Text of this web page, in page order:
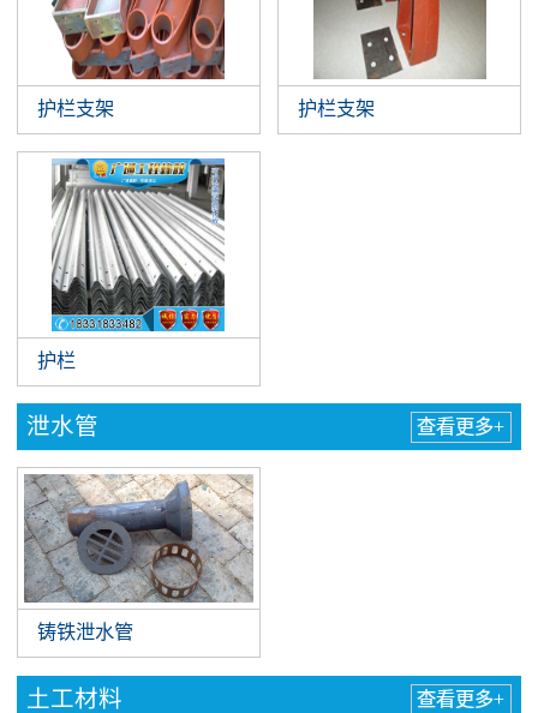
护栏支架 护栏支架
护栏
泄水管 查看更多+
铸铁泄水管
土工材料 查看更多+